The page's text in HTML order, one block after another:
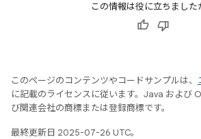
この情報は役に立ちました
このページのコンテンツやコードサンプルは、
に記載のライセンスに従います。Java および
び関連会社の商標または登録商標です。
最終更新日 2025-07-26 UTC。